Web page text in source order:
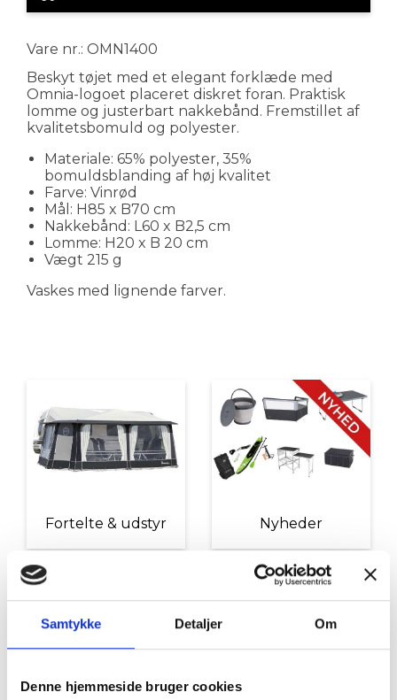
Samtykke Detaljer Om
Denne hjemmeside bruger cookies
Vare nr.: OMN1400
Beskyt tøjet med et elegant forklæde med
Omnia-logoet placeret diskret foran. Praktisk
lomme og justerbart nakkebånd. Fremstillet af
kvalitetsbomuld og polyester.
Materiale: 65% polyester, 35%
bomuldsblanding af høj kvalitet
Farve: Vinrød
Mål: H85 x B70 cm
Nakkebånd: L60 x B2,5 cm
Lomme: H20 x B 20 cm
Vægt 215 g
Vaskes med lignende farver.
Fortelte & udstyr Nyheder